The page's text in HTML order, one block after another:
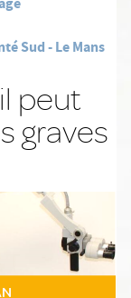
Sud - Le Mans
peut
graves